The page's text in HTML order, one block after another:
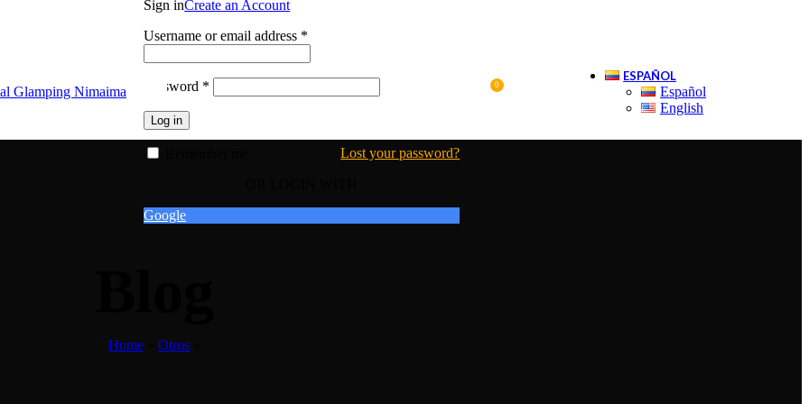
Sign inCreate an Account
Username or email address *
Password *
Log in
Lost your password?
Google
0
ESPAÑOL
Español
English
Home Otros